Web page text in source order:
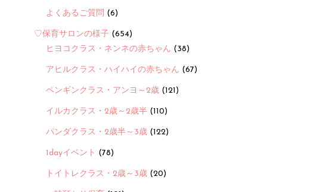
よくあるご質問 (6)
♡保育サロンの様子 (654)
ヒヨコクラス・ネンネの赤ちゃん (38)
アヒルクラス・ハイハイの赤ちゃん (67)
ペンギンクラス・アンヨ～2歳 (121)
イルカクラス・2歳～2歳半 (110)
パンダクラス・2歳半～3歳 (122)
1dayイベント (78)
トイトレクラス・2歳～3歳 (20)